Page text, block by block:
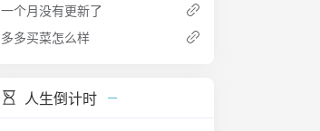
一个月没有更新了
多多买菜怎么样
人生倒计时